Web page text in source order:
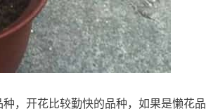
，开花比较勤快的品种，如果是懒花品